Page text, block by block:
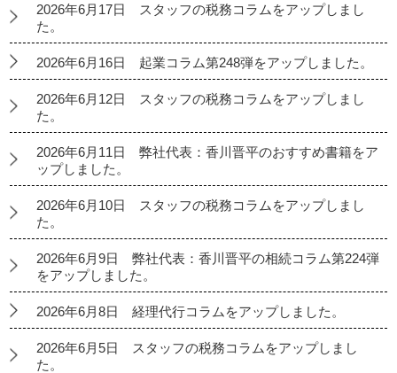
2026年6月17日 スタッフの税務コラムをアップしまし
た。
2026年6月16日 起業コラム第248弾をアップしました。
2026年6月12日 スタッフの税務コラムをアップしまし
た。
2026年6月11日 弊社代表：香川晋平のおすすめ書籍をア
ップしました。
2026年6月10日 スタッフの税務コラムをアップしまし
た。
2026年6月9日 弊社代表：香川晋平の相続コラム第224弾
をアップしました。
2026年6月8日 経理代行コラムをアップしました。
2026年6月5日 スタッフの税務コラムをアップしまし
た。